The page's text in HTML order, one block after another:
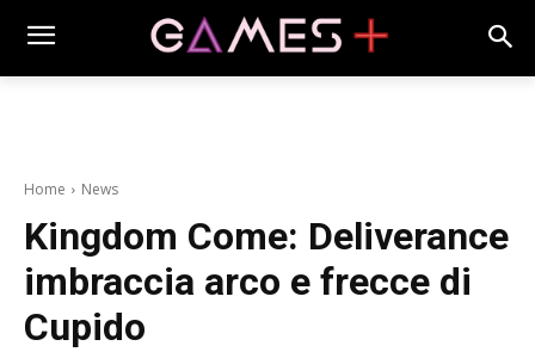
Home News
Kingdom Come: Deliverance
imbraccia arco e frecce di
Cupido